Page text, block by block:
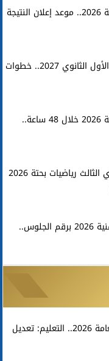
نتيجة الثانوية العامة 2026.. موعد إعلان النتيجة
رابط تقديم الصف الأول الثانوي 2027.. خطوات
نتيجة الثانوية العامة 2026 خلال 48 ساعة..
النموذج الاسترشادي الثالث رياضيات بحتة 2026
نتيجة الدبلومات الفنية 2026 برقم الجلوس..
تظلمات الثانوية العامة 2026.. التعليم: تعديل